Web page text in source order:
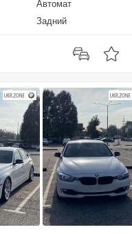
Автомат
Задний